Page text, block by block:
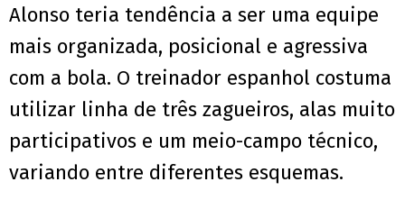
Alonso teria tendência a ser uma equipe
mais organizada, posicional e agressiva
com a bola. O treinador espanhol costuma
utilizar linha de três zagueiros, alas muito
participativos e um meio-campo técnico,
variando entre diferentes esquemas.